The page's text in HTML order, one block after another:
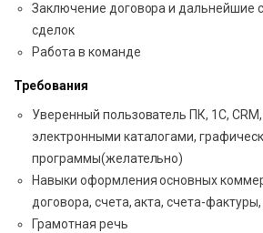
Заключение договора и дальнейшие
сделок
Работа в команде
Требования
Уверенный пользователь ПК, 1С,
электронными каталогами,
программы(желательно)
Навыки оформления основных
договора, счета, акта, счета-
Грамотная речь